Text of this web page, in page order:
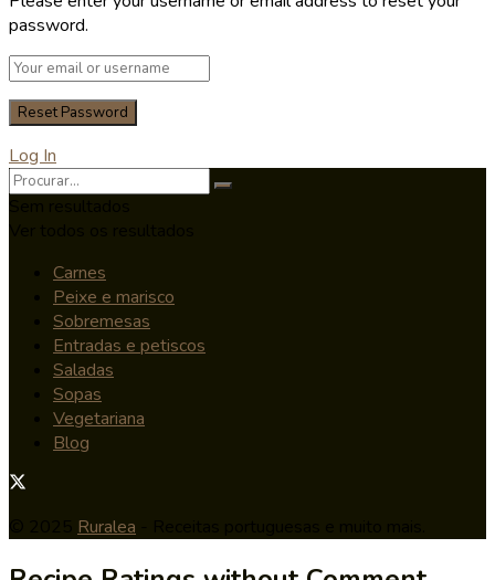
password.
Log In
Carnes
Peixe e marisco
Sobremesas
Entradas e petiscos
Saladas
Sopas
Vegetariana
Blog
Ruralea